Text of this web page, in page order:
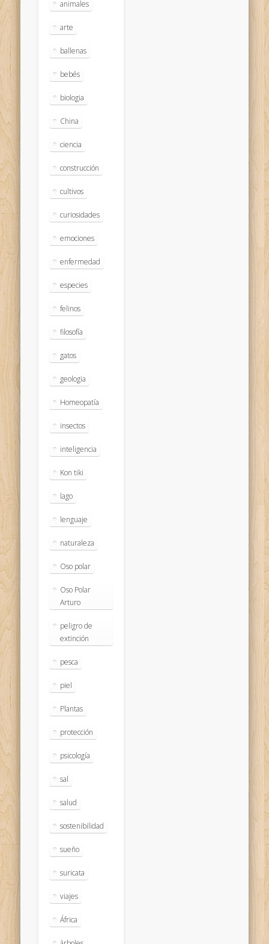
animales
arte
ballenas
bebés
biologia
China
ciencia
construcción
cultivos
curiosidades
emociones
enfermedad
especies
felinos
filosofía
gatos
geologia
Homeopatía
insectos
inteligencia
Kon tiki
lago
lenguaje
naturaleza
Oso polar
Oso Polar
Arturo
peligro de
extinción
pesca
piel
Plantas
protección
psicología
sal
salud
sostenibilidad
sueño
suricata
viajes
África